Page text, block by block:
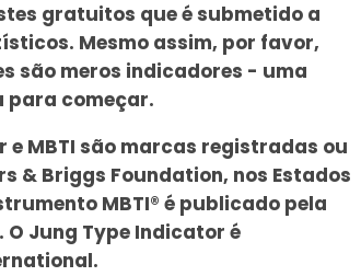
gratuitos que é submetido a
Mesmo assim, por favor,
são meros indicadores - uma
para começar.
MBTI são marcas registradas ou
& Briggs Foundation, nos Estados
MBTI® é publicado pela
Jung Type Indicator é